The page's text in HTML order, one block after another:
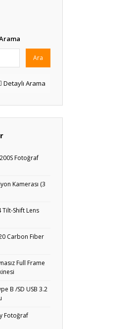
Ara
Detaylı Arama
Fotoğraf
Kamerası (3
Tilt-Shift Lens
Carbon Fiber
Full Frame
B /SD USB 3.2
Fotoğraf